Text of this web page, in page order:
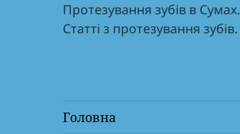
Протезування зубів в Сумах.
Статті з протезування зубів.
Головна